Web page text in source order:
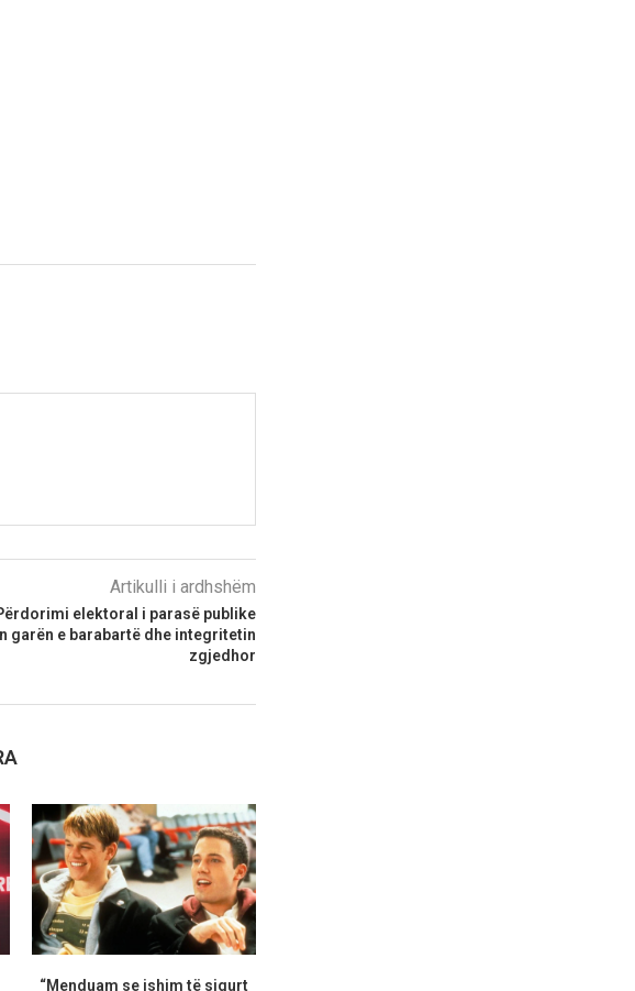
Artikulli i ardhshëm
elektoral i parasë publike
garën e barabartë dhe integritetin
zgjedhor
“Menduam se ishim të sigurt